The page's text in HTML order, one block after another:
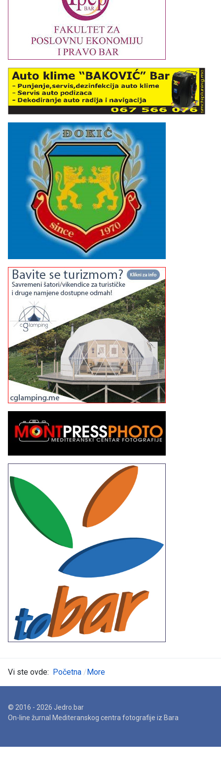
Vi ste ovde: Početna More
© 2016 - 2026 Jedro.bar
On-line žurnal Mediteranskog centra fotografije iz Bara